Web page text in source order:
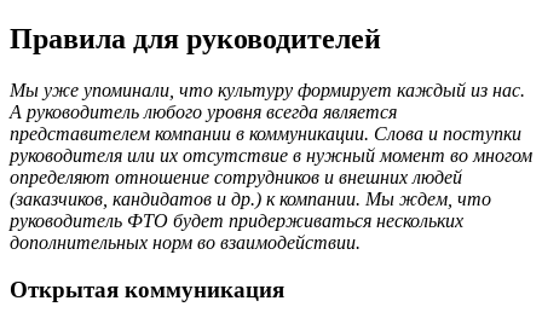
Правила для руководителей
Мы уже упоминали, что культуру формирует каждый из нас.
А руководитель любого уровня всегда является
представителем компании в коммуникации. Слова и поступки
руководителя или их отсутствие в нужный момент во многом
определяют отношение сотрудников и внешних людей
(заказчиков, кандидатов и др.) к компании. Мы ждем, что
руководитель ФТО будет придерживаться нескольких
дополнительных норм во взаимодействии.
Открытая коммуникация